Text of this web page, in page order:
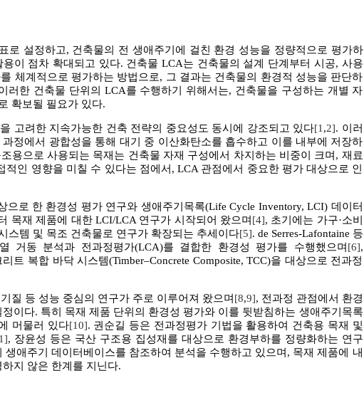
로 설정하고, 건축물의 전 생애주기에 걸친 환경 성능을 정량적으로 평가하
용이 점차 확대되고 있다. 건축물 LCA는 건축물의 설계 단계부터 시공, 사용
체계적으로 평가하는 방법으로, 그 결과는 건축물의 환경적 성능을 판단하
러한 건축물 단위의 LCA를 수행하기 위해서는, 건축물을 구성하는 개별 자
확보될 필요가 있다.
고려한 지속가능한 건축 전략의 중요성도 동시에 강조되고 있다[1 ,2]. 이러
정에서 광합성을 통해 대기 중 이산화탄소를 흡수하고 이를 내부에 저장하
용으로 사용되는 목재는 건축물 자재 구성에서 차지하는 비중이 크며, 재료
인 영향을 미칠 수 있다는 점에서, LCA 관점에서 중요한 평가 대상으로 인
로 한 환경성 평가 연구와 생애주기목록(Life Cycle Inventory, LCI) 데이터
목재 제품에 대한 LCI/LCA 연구가 시작되어 왔으며[4], 초기에는 가구·소비
스템 및 목조 건축물로 연구가 확장되는 추세이다[5]. de Serres-Lafontaine 등
거동 분석과 전과정평가(LCA)를 결합한 환경성 평가를 수행했으며[6],
트 복합 바닥 시스템(Timber–Concrete Composite, TCC)을 대상으로 전과정
질 등 성능 중심의 연구가 주로 이루어져 왔으며[8,9], 전과정 관점에서 환경
이다. 특히 목재 제품 단위의 환경성 평가와 이를 뒷받침하는 생애주기목록
머물러 있다[10]. 권순길 등은 전과정평가 기법을 활용하여 건축용 목재 및
, 장윤성 등은 국산 구조용 집성재를 대상으로 환경부하를 정량화하는 연구
생애주기 데이터베이스를 참조하여 분석을 수행하고 있으며, 목재 제품에 내
지 않은 한계를 지닌다.